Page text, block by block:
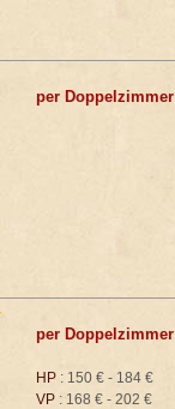
per Doppelzimmer
per Doppelzimmer
HP : 150 € - 184 €
VP : 168 € - 202 €